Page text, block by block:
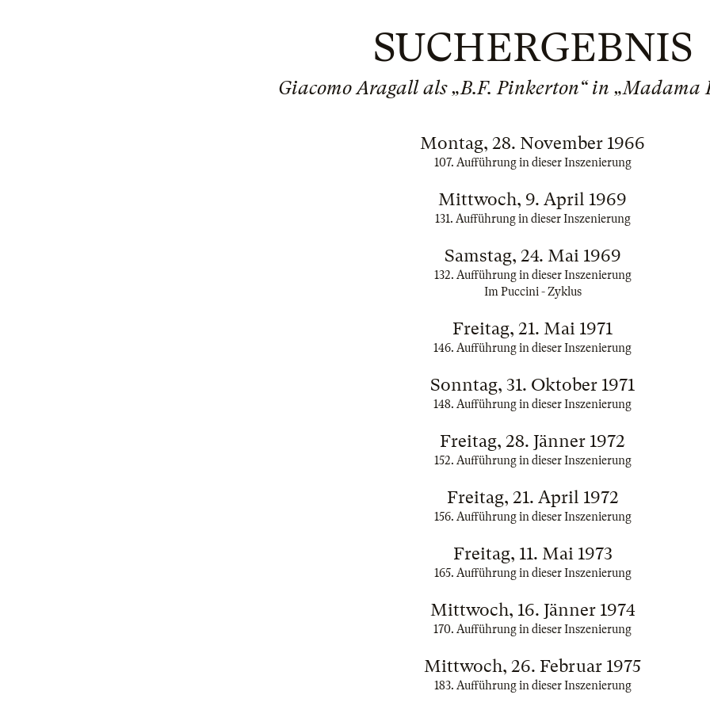
SUCHERGEBNIS
Giacomo Aragall als „B.F. Pinkerton“ in „Madama
Montag, 28. November 1966
107. Aufführung in dieser Inszenierung
Mittwoch, 9. April 1969
131. Aufführung in dieser Inszenierung
Samstag, 24. Mai 1969
132. Aufführung in dieser Inszenierung
Im Puccini - Zyklus
Freitag, 21. Mai 1971
146. Aufführung in dieser Inszenierung
Sonntag, 31. Oktober 1971
148. Aufführung in dieser Inszenierung
Freitag, 28. Jänner 1972
152. Aufführung in dieser Inszenierung
Freitag, 21. April 1972
156. Aufführung in dieser Inszenierung
Freitag, 11. Mai 1973
165. Aufführung in dieser Inszenierung
Mittwoch, 16. Jänner 1974
170. Aufführung in dieser Inszenierung
Mittwoch, 26. Februar 1975
183. Aufführung in dieser Inszenierung